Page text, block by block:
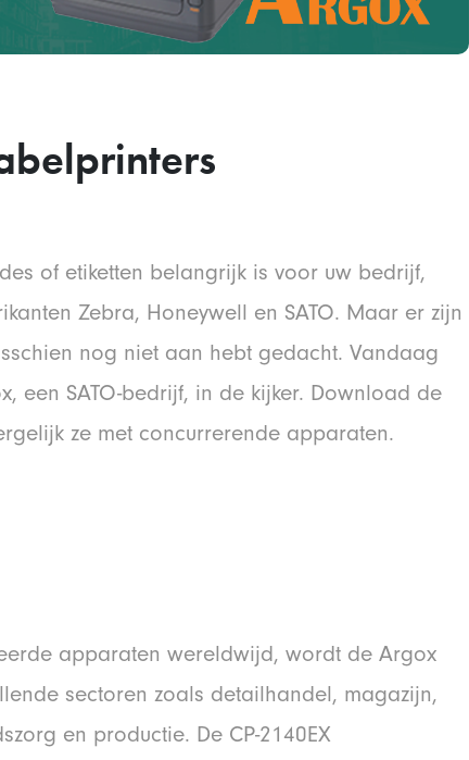
of etiketten belangrijk is voor uw bedrijf,
Zebra, Honeywell en SATO. Maar er zijn
nog niet aan hebt gedacht. Vandaag
een SATO-bedrijf, in de kijker. Download de
ze met concurrerende apparaten.
apparaten wereldwijd, wordt de Argox
sectoren zoals detailhandel, magazijn,
en productie. De CP-2140EX